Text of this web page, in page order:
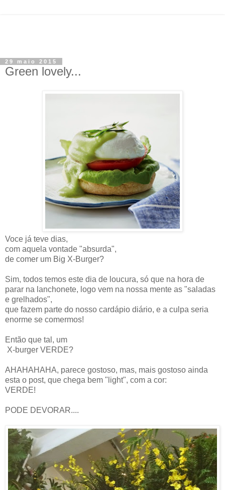
29 maio 2015
Green lovely...
Voce já teve dias,
com aquela vontade "absurda",
de comer um Big X-Burger?
Sim, todos temos este dia de loucura, só que na hora de
parar na lanchonete, logo vem na nossa mente as "saladas
e grelhados",
que fazem parte do nosso cardápio diário, e a culpa seria
enorme se comermos!
Então que tal, um
X-burger VERDE?
AHAHAHAHA, parece gostoso, mas, mais gostoso ainda
esta o post, que chega bem "light", com a cor:
VERDE!
PODE DEVORAR....